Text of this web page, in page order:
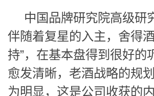
中国品牌研究院高级研
伴随着复星的入主，舍得
持”，在基本盘得到很好的
愈发清晰，老酒战略的规
为明显，这是公司收获的